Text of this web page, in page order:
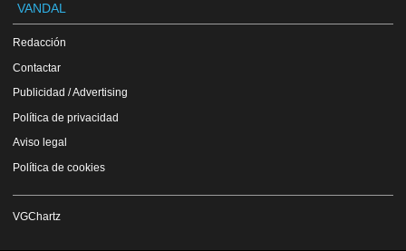
VANDAL
Redacción
Contactar
Publicidad / Advertising
Política de privacidad
Aviso legal
Política de cookies
VGChartz